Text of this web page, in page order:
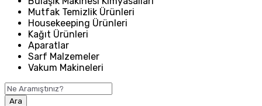
Mutfak Temizlik Ürünleri
Housekeeping Ürünleri
Kağıt Ürünleri
Aparatlar
Sarf Malzemeler
Vakum Makineleri
Ara